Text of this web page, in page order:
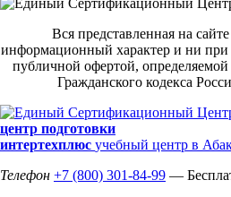
Вся представленная на
информационный характер и ни при
публичной офертой,
Гражданского кодекса
центр подготовки
интертехплюс учебный центр в
Телефон +7 (800) 301-84-99 —